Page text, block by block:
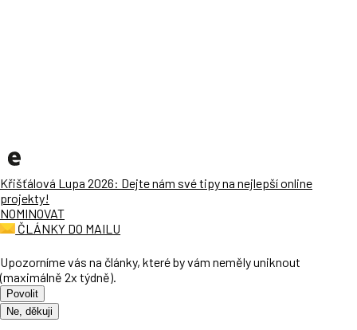
Křišťálová Lupa 2026: Dejte nám své tipy na nejlepší online
projekty!
NOMINOVAT
ČLÁNKY DO MAILU
Upozorníme vás na články, které by vám neměly uniknout
(maximálně 2x týdně).
Povolit
Ne, děkuji